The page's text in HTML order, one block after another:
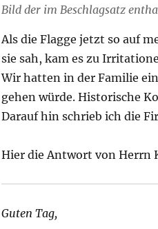
Bild der im Beschlagsatz
Als die Flagge jetzt so auf
sie sah, kam es zu
Wir hatten in der Familie
gehen würde. Historische
Darauf hin schrieb ich die
Hier die Antwort von Herrn
Guten Tag,